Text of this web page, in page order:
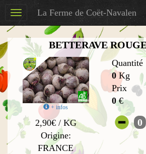
Toggle
navigation
La Ferme de Coët-Navalen
BETTERAVE
+ infos
2,90€ / KG
Origine:
FRANCE
Quantité
0Kg
Prix
0€
0